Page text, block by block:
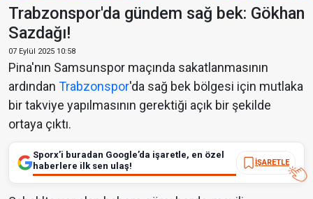
Trabzonspor'da gündem sağ bek: Gökhan
Sazdağı!
07 Eylül 2025 10:58
Pina'nın Samsunspor maçında sakatlanmasının
ardından Trabzonspor'da sağ bek bölgesi için mutlaka
bir takviye yapılmasının gerektiği açık bir şekilde
ortaya çıktı.
Sporx’i buradan Google’da işaretle, en özel
haberlere ilk sen ulaş!
İŞARETLE